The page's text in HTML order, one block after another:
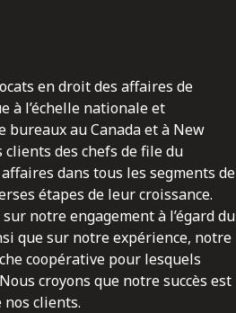
en droit des affaires de
à l’échelle nationale et
au Canada et à New
des chefs de file du
dans tous les segments de
étapes de leur croissance.
notre engagement à l’égard du
que sur notre expérience, notre
coopérative pour lesquels
croyons que notre succès est
clients.